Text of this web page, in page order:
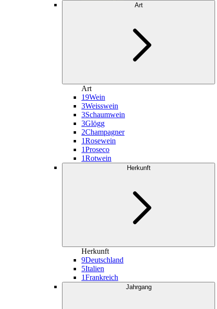
Art
Art
19Wein
3Weisswein
3Schaumwein
3Glögg
2Champagner
1Rosewein
1Proseco
1Rotwein
Herkunft
Herkunft
9Deutschland
5Italien
1Frankreich
Jahrgang